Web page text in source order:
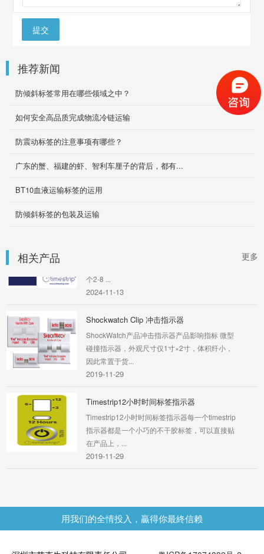
提交
推荐新闻
防倾斜标签常用在哪些领域之中？
如何安全高品质完成物流冷链运输
防震动标签的注意事项有哪些？
广东的蟹、福建的虾、智利车厘子的背后，都有...
BT10血液运输标签的运用
防倾斜标签的包装及运输
更多
相关产品
MAG2000冲击指示器(可重复使用)MAG 2000是
TiltWatch XTR 如果超过80度角,一单变红,就不
能回到原来的状态,如果撕掉后面的背胶,就会跟
你的产品一...
ShockLog 248是一个非常耐用结实的冲击记录
无误的警告，即...
个2-8 ...
2024-11-13
Shockwatch Clip 冲击指示器
ShockWatch产品冲击指示器产品影响指标 微型
碰撞指示器，外观尺寸仅1寸×2寸，体积纤小，
因此常置于货...
2019-11-29
Timestrip12小时时间标签指示器
Timestrip12小时时间标签指示器每一个timestrip
指示器都是一个小巧的不干胶标签，可以直接贴
在产品上，...
2019-11-29
ShockLogCellular是结合ShockLog 298冲击记
录仪强大的监视功能和蜂窝通信模块，可以实时
通知供应链中不...
用我们的全情投入，贏得你最終信赖